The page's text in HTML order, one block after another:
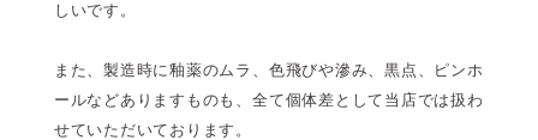
しいです。
また、製造時に釉薬のムラ、色飛びや滲み、黒点、ピンホ
ールなどありますものも、全て個体差として当店では扱わ
せていただいております。